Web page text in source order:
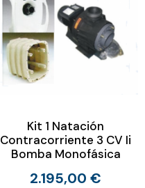
Kit 1 Natación
Contracorriente 3 CV Ii
Bomba Monofásica
2.195,00 €